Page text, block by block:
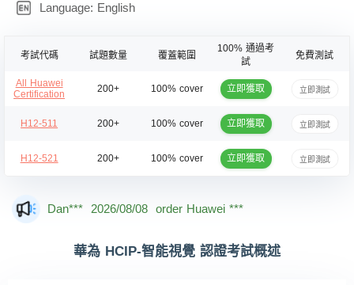
Language: English
考試代碼 試題數量 覆蓋範圍
100% 通過考
試
免費測試
All Huawei
Certification
200+ 100% cover 立即獲取 立即測試
H12-511 200+ 100% cover 立即獲取 立即測試
H12-521 200+ 100% cover 立即獲取 立即測試
Dan*** 2026/08/08 order Huawei ***
華為 HCIP-智能視覺 認證考試概述